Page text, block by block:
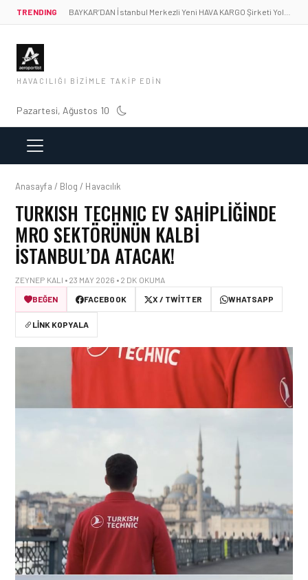
TRENDING
HAVACILIĞI BIZIMLE TAKIP EDIN
Pazartesi, Ağustos 10
Anasayfa / Blog / Havacılık
TURKISH TECHNIC EV SAHIPLIĞINDE
MRO SEKTÖRÜNÜN KALBI
İSTANBUL’DA ATACAK!
ZEYNEP KALI • 23 MAY 2026 • 2 DK OKUMA
BEĞEN
FACEBOOK X / TWITTER WHATSAPP
LINK KOPYALA